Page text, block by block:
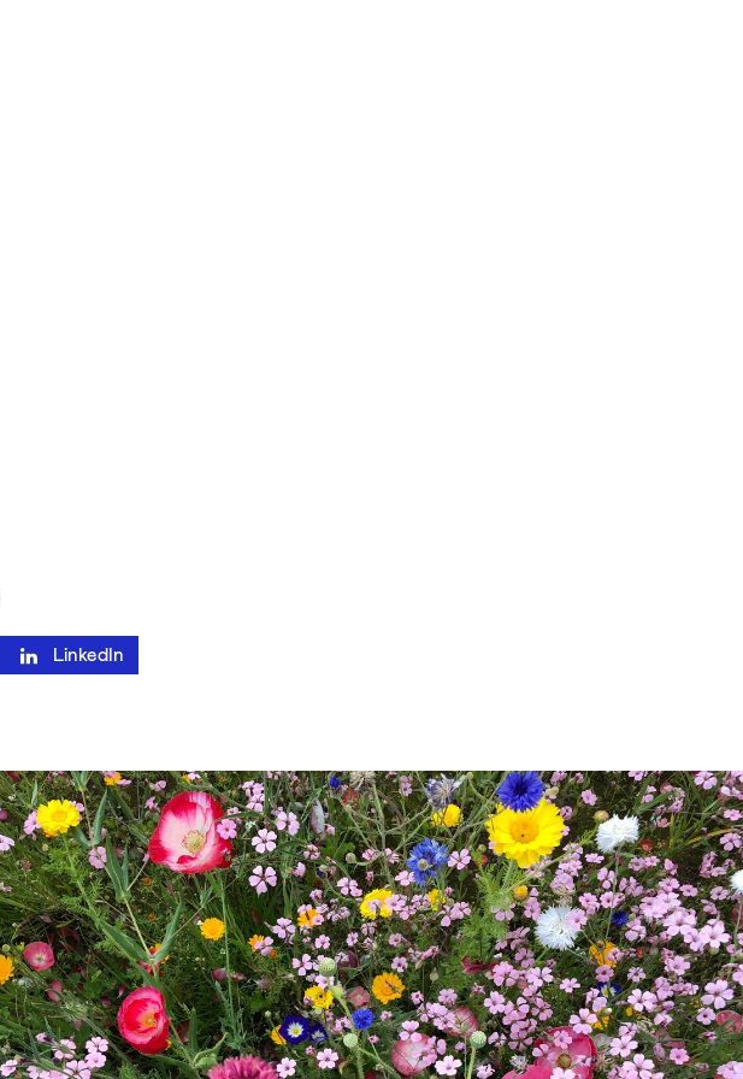
LinkedIn